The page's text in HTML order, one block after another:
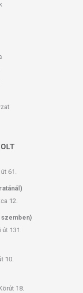
61.
12.
út 131.
10.
18.